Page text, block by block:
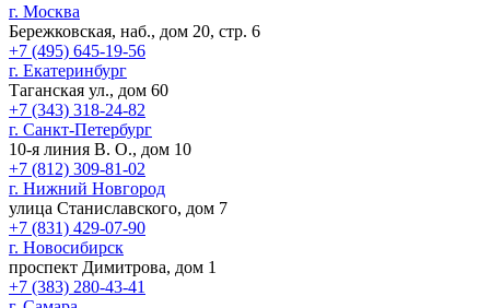
г. Москва
Бережковская, наб., дом 20, стр. 6
+7 (495) 645-19-56
г. Екатеринбург
Таганская ул., дом 60
+7 (343) 318-24-82
г. Санкт-Петербург
10-я линия В. О., дом 10
+7 (812) 309-81-02
г. Нижний Новгород
улица Станиславского, дом 7
+7 (831) 429-07-90
г. Новосибирск
проспект Димитрова, дом 1
+7 (383) 280-43-41